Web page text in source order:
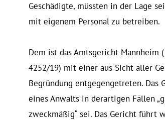
Geschädigte, müssten in der Lage
mit eigenem Personal zu betreiben.
Dem ist das Amtsgericht Mannheim
4252/19) mit einer aus Sicht aller
Begründung entgegengetreten. Das
eines Anwalts in derartigen Fällen
zweckmäßig“ sei. Das Gericht führt